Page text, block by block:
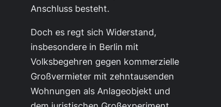
Anschluss besteht.
Doch es regt sich Widerstand,
insbesondere in Berlin mit
Volksbegehren gegen kommerzielle
Großvermieter mit zehntausenden
Wohnungen als Anlageobjekt und